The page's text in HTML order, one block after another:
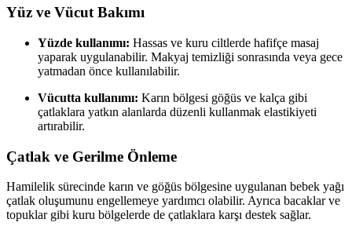
Yüz ve Vücut Bakımı
Yüzde kullanımı: Hassas ve kuru ciltlerde hafifçe masaj
yaparak uygulanabilir. Makyaj temizliği sonrasında veya gece
yatmadan önce kullanılabilir.
Vücutta kullanımı: Karın bölgesi göğüs ve kalça gibi
çatlaklara yatkın alanlarda düzenli kullanmak elastikiyeti
artırabilir.
Çatlak ve Gerilme Önleme
Hamilelik sürecinde karın ve göğüs bölgesine uygulanan bebek yağı
çatlak oluşumunu engellemeye yardımcı olabilir. Ayrıca bacaklar ve
topuklar gibi kuru bölgelerde de çatlaklara karşı destek sağlar.